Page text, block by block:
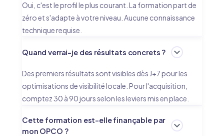
Oui, c'est le profil le plus courant. La formation part de
zéro et s'adapte à votre niveau. Aucune connaissance
technique requise.
Quand verrai-je des résultats concrets ?
Des premiers résultats sont visibles dès J+7 pour les
optimisations de visibilité locale. Pour l'acquisition,
comptez 30 à 90 jours selon les leviers mis en place.
Cette formation est-elle finançable par
mon OPCO ?